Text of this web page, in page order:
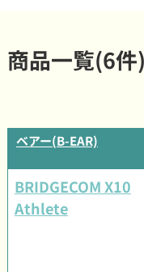
商品一覧(6件)
ベアー(B-EAR)
BRIDGECOM X10
Athlete